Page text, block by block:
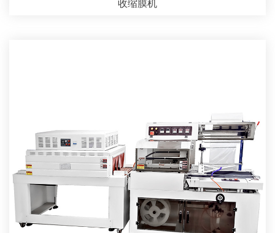
收缩膜机